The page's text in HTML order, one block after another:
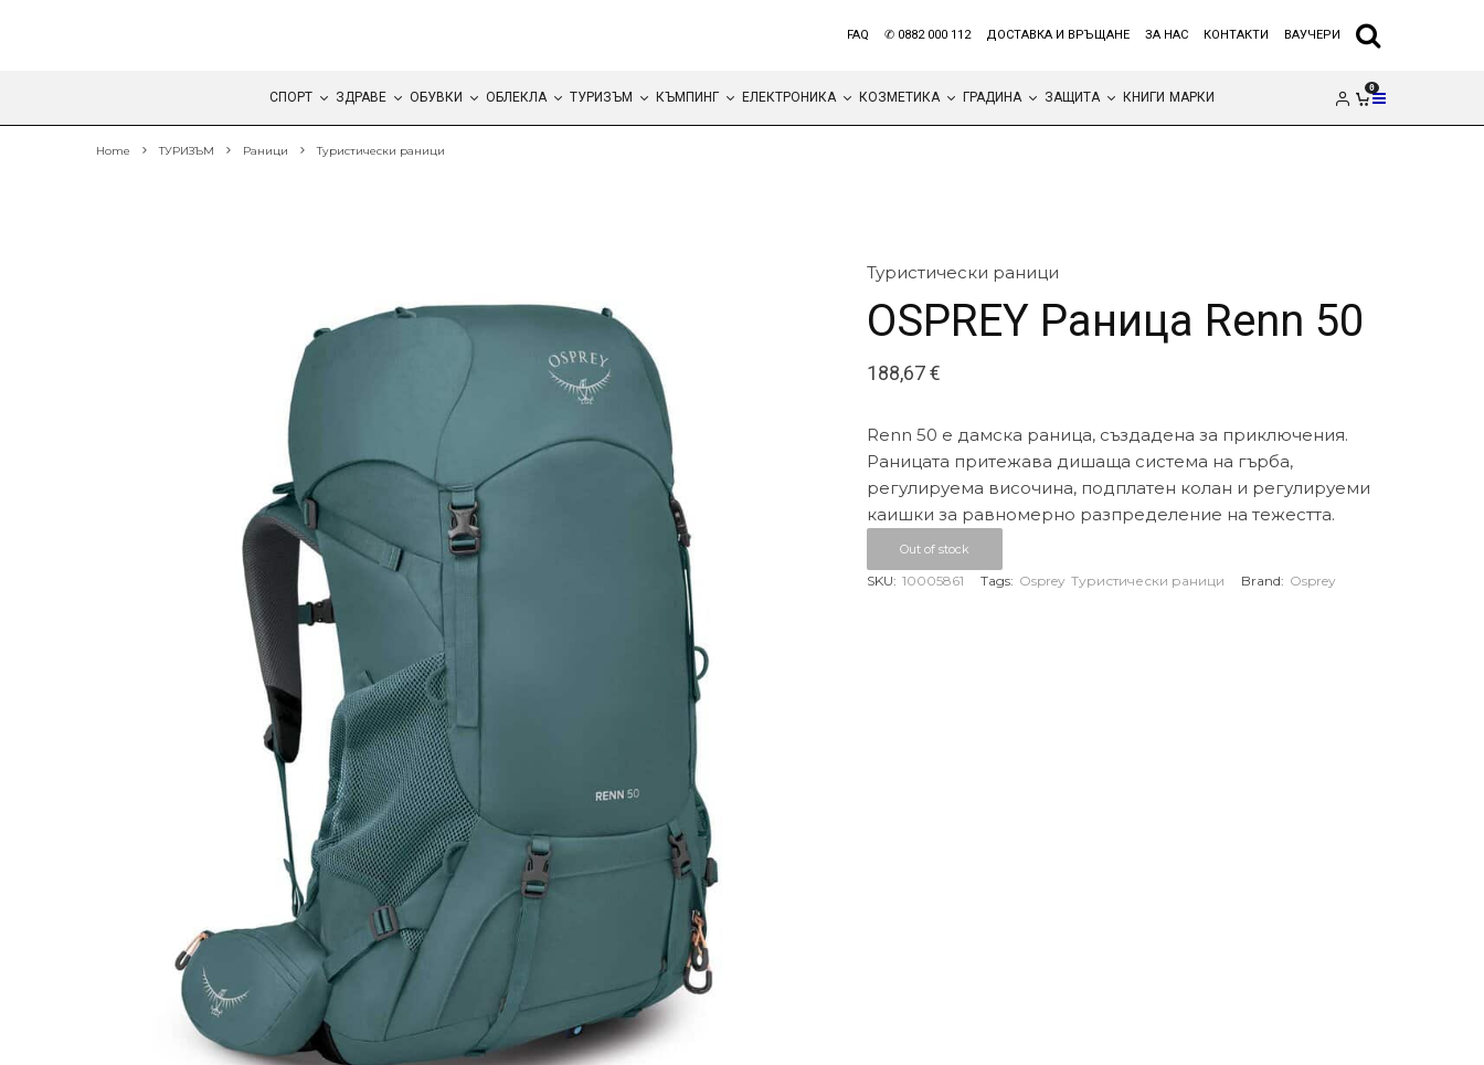
FAQ ✆ 0882 000 112 ДОСТАВКА И ВРЪЩАНЕ ЗА НАС КОНТАКТИ ВАУЧЕРИ
СПОРТ ЗДРАВЕ ОБУВКИ ОБЛЕКЛА ТУРИЗЪМ КЪМПИНГ ЕЛЕКТРОНИКА КОЗМЕТИКА ГРАДИНА ЗАЩИТА КНИГИ МАРКИ
0
Home ТУРИЗЪМ Раници Туристически раници
Туристически раници
OSPREY Раница Renn 50
188,67€
Renn 50 е дамска раница, създадена за приключения.
Раницата притежава дишаща система на гърба,
регулируема височина, подплатен колан и регулируеми
каишки за равномерно разпределение на тежестта.
Out of stock
SKU: 10005861 Tags: Osprey Туристически раници Brand: Osprey